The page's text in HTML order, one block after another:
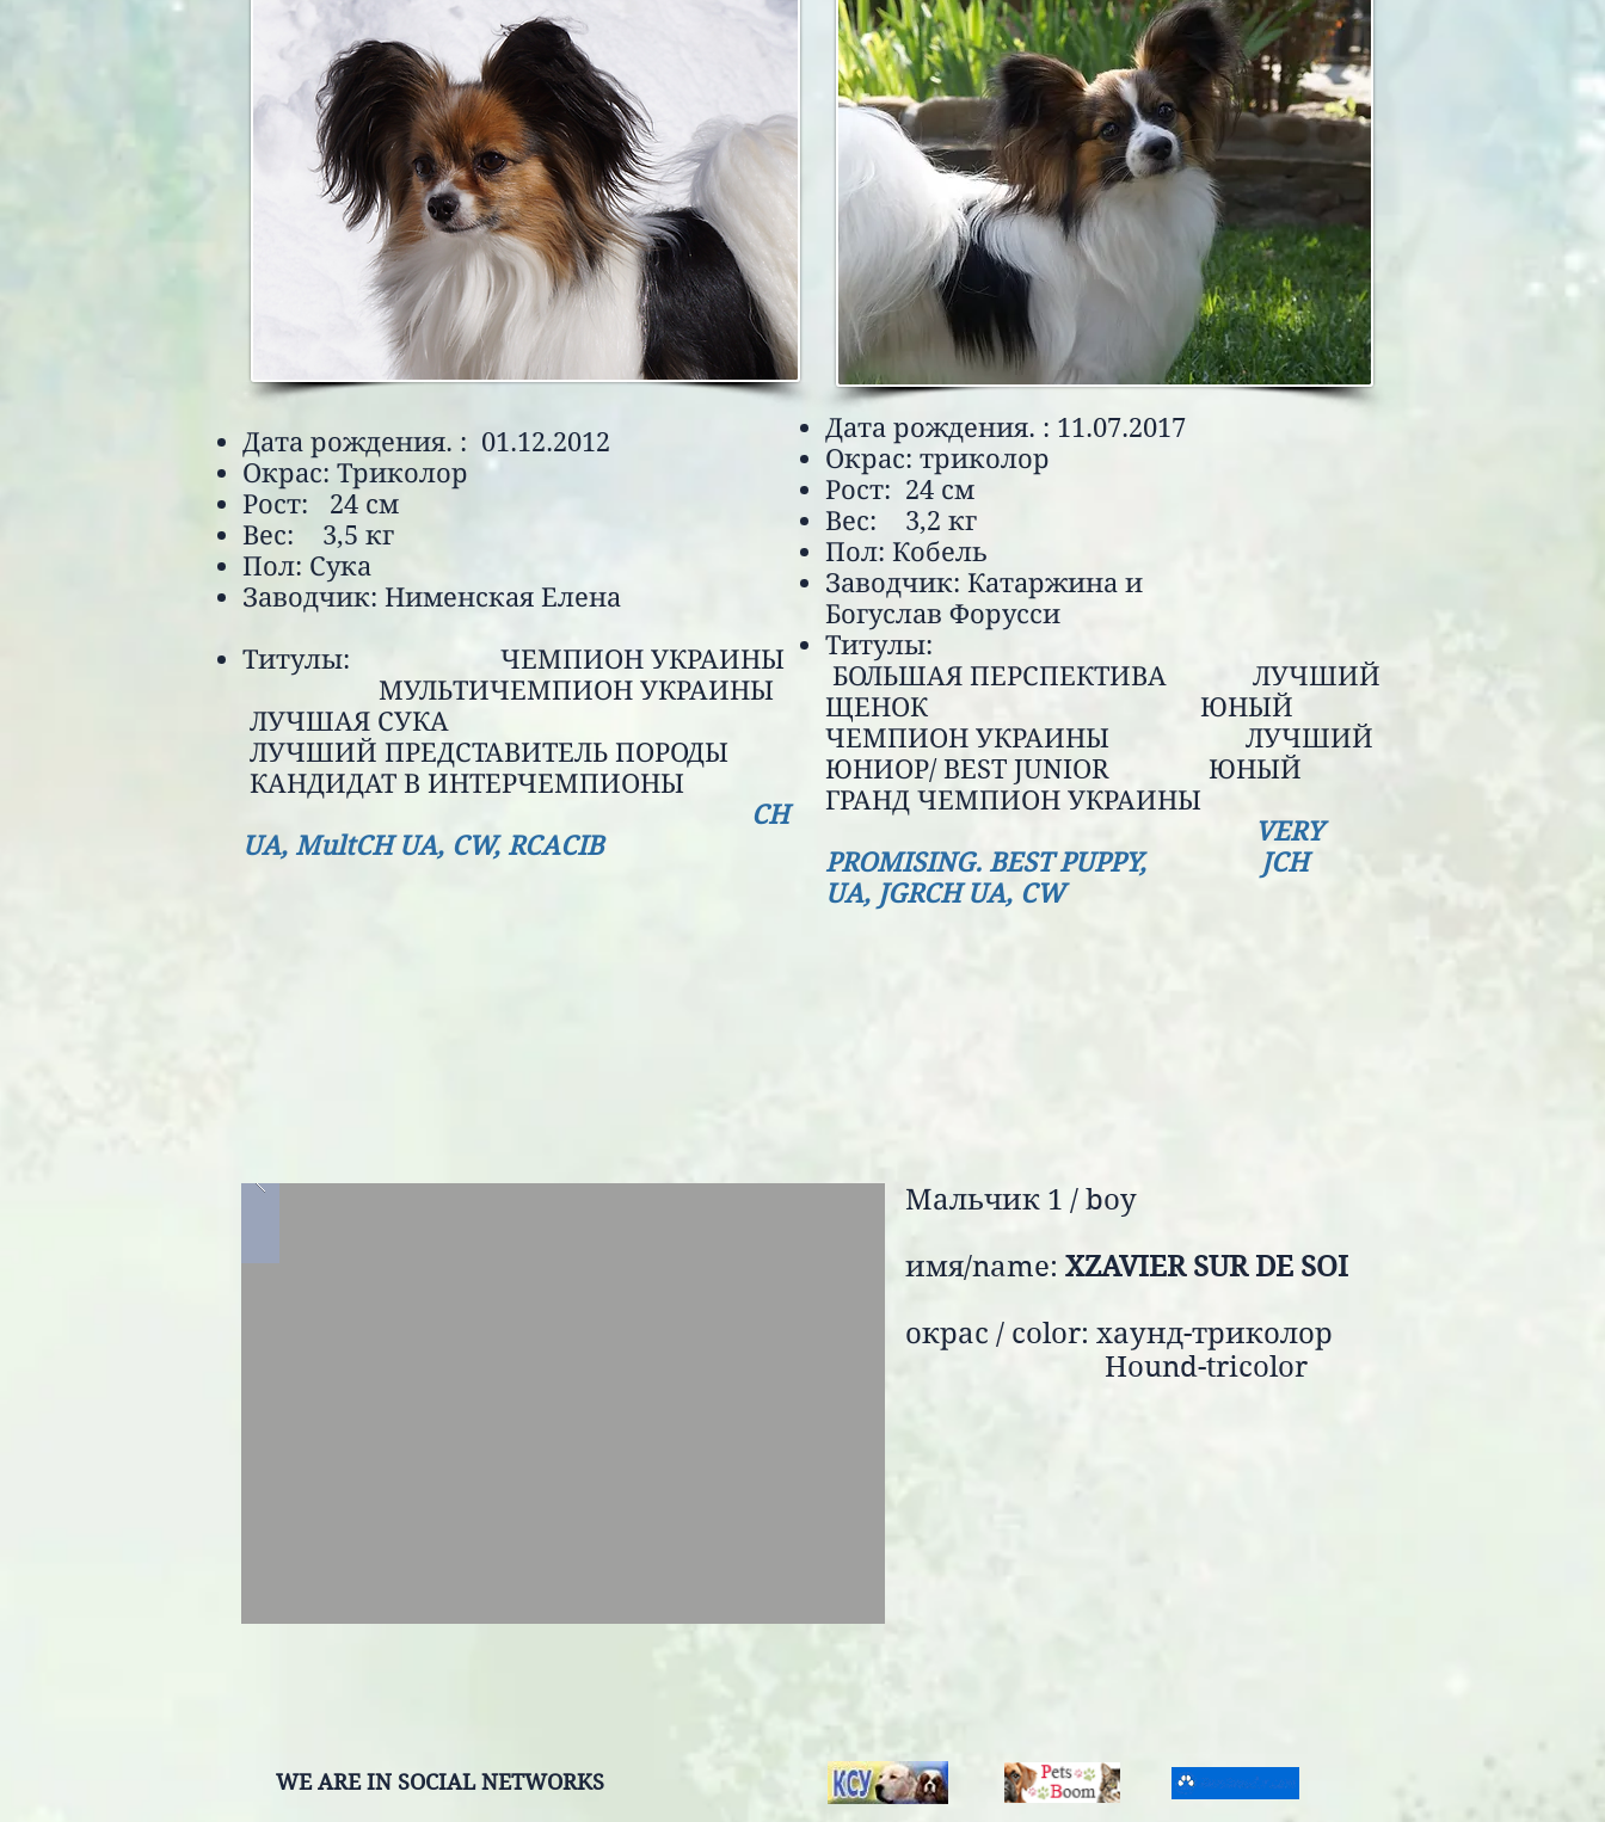
Дата рождения. : 01.12.2012
Окрас: Триколор
Рост: 24 см
Вес: 3,5 кг
Пол: Сука
Заводчик: Нименская Елена
Титулы: ЧЕМПИОН УКРАИНЫ
МУЛЬТИЧЕМПИОН УКРАИНЫ
ЛУЧШАЯ СУКА
ЛУЧШИЙ ПРЕДСТАВИТЕЛЬ ПОРОДЫ
КАНДИДАТ В ИНТЕРЧЕМПИОНЫ
CH
UA, MultCH UA, СW, RCACIB
Дата рождения. : 11.07.2017
Окрас: триколор
Рост: 24 см
Вес: 3,2 кг
Пол: Кобель
Заводчик: Катаржина и
Богуслав Форусси
Титулы:
БОЛЬШАЯ ПЕРСПЕКТИВА ЛУЧШИЙ
ЩЕНОК ЮНЫЙ
ЧЕМПИОН УКРАИНЫ ЛУЧШИЙ
ЮНИОР/ BEST JUNIOR ЮНЫЙ
ГРАНД ЧЕМПИОН УКРАИНЫ
VERY
PROMISING. BEST PUPPY, JCH
UA, JGRCH UA, CW
Мальчик 1 / boy
имя/name: XZAVIER SUR DE SOI
окрас / color: хаунд-триколор
Hound-tricolor
WE ARE IN SOCIAL NETWORKS